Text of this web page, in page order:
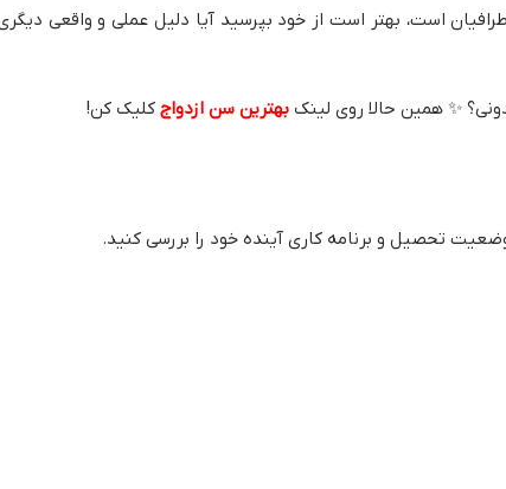
است، بهتر است از خود بپرسید آیا دلیل عملی و واقعی
✨ همین حالا روی لینک بهترین سن ازدواج کلیک کن!
تحصیل و برنامه کاری آینده خود را بررسی کنید.